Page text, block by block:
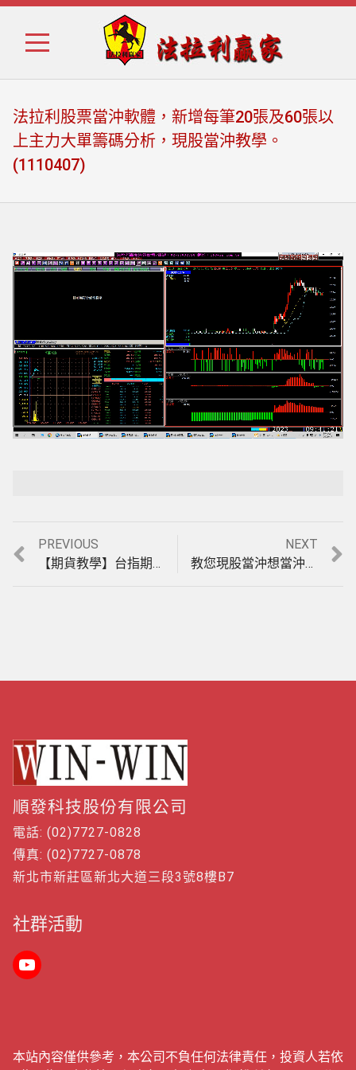
Skip
Skip
法拉利股票當沖軟體，新增每筆20張及60張以
上主力大單籌碼分析，現股當沖教學。
(1110407)
Loaded:
20.05%
Playback Rate
Unmute
文
PREVIOUS
Previous
post:
【期貨教學】台指期貨當沖盤整盤也能獲利的軟體，新增”天地軌道2分-22”指標介紹教學。(1110401)
NEXT
post:
教您現股當沖想當沖熱門股，提高勝率的方法?用”中石化” ”華航”實例股票當沖教學(1110408)
順發科技股份有限公司
電話: (02)7727-0828
傳真: (02)7727-0878
新北市新莊區新北大道三段3號8樓B7
社群活動
本站內容僅供參考，本公司不負任何法律責任，投資人若依